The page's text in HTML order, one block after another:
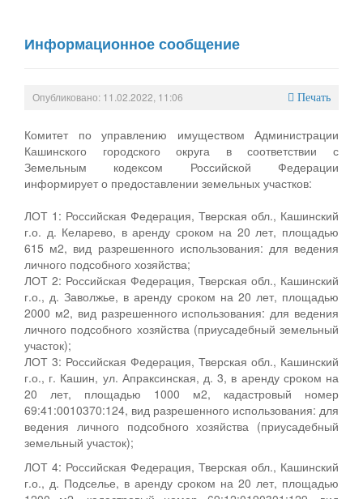
Информационное сообщение
Опубликовано: 11.02.2022, 11:06 Печать
Комитет по управлению имуществом Администрации
Кашинского городского округа в соответствии с
Земельным кодексом Российской Федерации
информирует о предоставлении земельных участков:
ЛОТ 1: Российская Федерация, Тверская обл., Кашинский
г.о. д. Келарево, в аренду сроком на 20 лет, площадью
615 м2, вид разрешенного использования: для ведения
личного подсобного хозяйства;
ЛОТ 2: Российская Федерация, Тверская обл., Кашинский
г.о., д. Заволжье, в аренду сроком на 20 лет, площадью
2000 м2, вид разрешенного использования: для ведения
личного подсобного хозяйства (приусадебный земельный
участок);
ЛОТ 3: Российская Федерация, Тверская обл., Кашинский
г.о., г. Кашин, ул. Апраксинская, д. 3, в аренду сроком на
20 лет, площадью 1000 м2, кадастровый номер
69:41:0010370:124, вид разрешенного использования: для
ведения личного подсобного хозяйства (приусадебный
земельный участок);
ЛОТ 4: Российская Федерация, Тверская обл., Кашинский
г.о., д. Подселье, в аренду сроком на 20 лет, площадью